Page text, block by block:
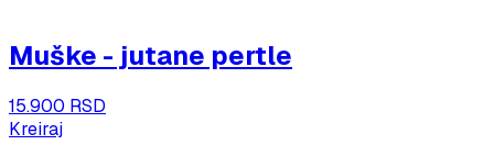
Muške - jutane pertle
15.900 RSD
Kreiraj